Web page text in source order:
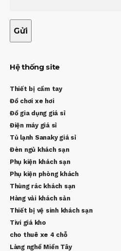
Hệ thống site
Thiết bị cầm tay
Đồ chơi xe hơi
Đồ gia dụng giá sỉ
Điện máy giá sỉ
Tủ lạnh Sanaky giá sỉ
Đèn ngủ khách sạn
Phụ kiện khách sạn
Phụ kiện phòng khách
Thùng rác khách sạn
Hàng vải khách sản
Thiết bị vệ sinh khách sạn
Tivi giá kho
cho thuê xe 4 chỗ
Làng nghề Miền Tây